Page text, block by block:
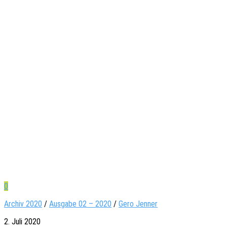
0
Archiv 2020 / Ausgabe 02 – 2020 / Gero Jenner
2. Juli 2020